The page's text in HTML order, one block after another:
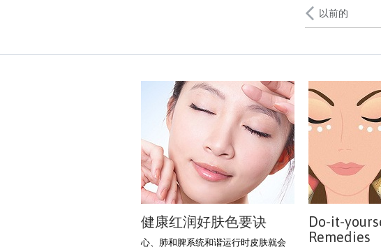
以前的
健康红润好肤色要诀
心、肺和脾系统和谐运行时皮肤就会
Do-it-
Remedies